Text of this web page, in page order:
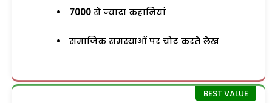
7000 से ज्यादा कहानियां
समाजिक समस्याओं पर चोट करते लेख